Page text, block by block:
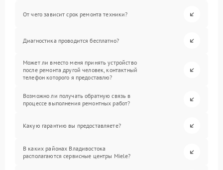
От чего зависит срок ремонта техники?
Диагностика проводится бесплатно?
Может ли вместо меня принять устройство
после ремонта другой человек, контактный
телефон которого я предоставлю?
Возможно ли получать обратную связь в
процессе выполнения ремонтных работ?
Какую гарантию вы предоставляете?
В каких районах Владивостока
располагаются сервисные центры Miele?